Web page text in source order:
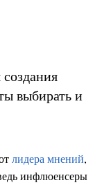
выбирать и
лидера мнений,
инфлюенсеры